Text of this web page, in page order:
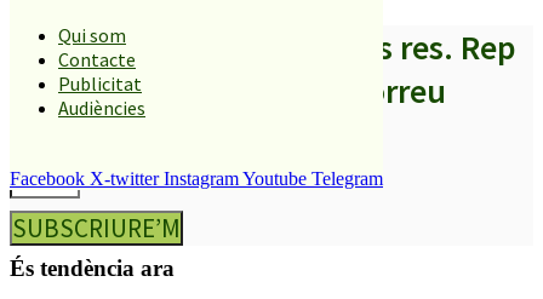
Qui som
Contacte
Publicitat
Audiències
Facebook X-twitter InstagramYoutube Telegram
A partir d’ara no et perdis res. Rep
els titulars al teu correu
SUBSCRIURE’M
És tendència ara